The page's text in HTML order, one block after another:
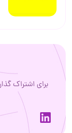
برای اشتراک